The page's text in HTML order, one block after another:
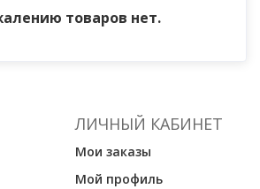
товаров нет.
ЛИЧНЫЙ КАБИНЕТ
Мои заказы
Мой профиль